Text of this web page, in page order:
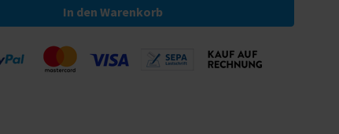
In den Warenkorb